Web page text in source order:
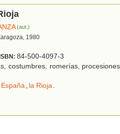
(aut.)
1980
ISBN: 84-500-4097-3
costumbres, romerías,
España, la Rioja.